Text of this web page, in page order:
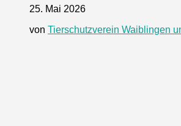
25. Mai 2026
von Tierschutzverein Waiblingen